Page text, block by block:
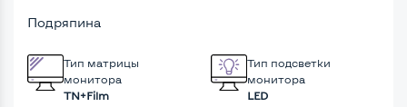
Подряпина
Тип матрицы
монитора
TN+Film
Тип подсветки
монитора
LED